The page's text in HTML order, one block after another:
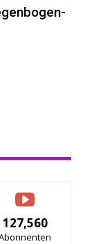
127,560